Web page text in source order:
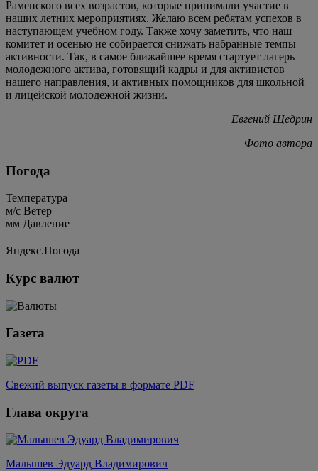
Раменского всех возрастов, которые принимали участие в
наших летних мероприятиях. Желаю всем ребятам успехов в
наступающем учебном году. Также хочу заметить, что наш
комитет и осенью не собирается снижать набранные темпы
активности. Так, в самое ближайшее время стартует лагерь
молодежного актива, готовящий кадры и для активистов
нашего направления, и активных помощников для школьной
и лицейской молодежной жизни.
Евгений Щедрин
Фото автора
Погода
Температура
м/c Ветер
мм Давление
Яндекс.Погода
Курс валют
Газета
Свежий выпуск газеты в формате PDF
Глава округа
Малышев Эдуард Владимирович